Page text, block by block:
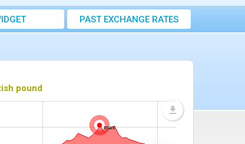
PAST EXCHANGE RATES
pound
max